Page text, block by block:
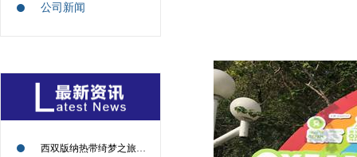
公司新闻
西双版纳热带绮梦之旅——记2024年09月13日